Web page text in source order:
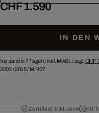
CHF 1.590
IN DEN
Versand in 7 Tagen /inkl. MwSt. / zzgl. CHF
2002/2015/ MIR07
Zertifikat inklusive 60